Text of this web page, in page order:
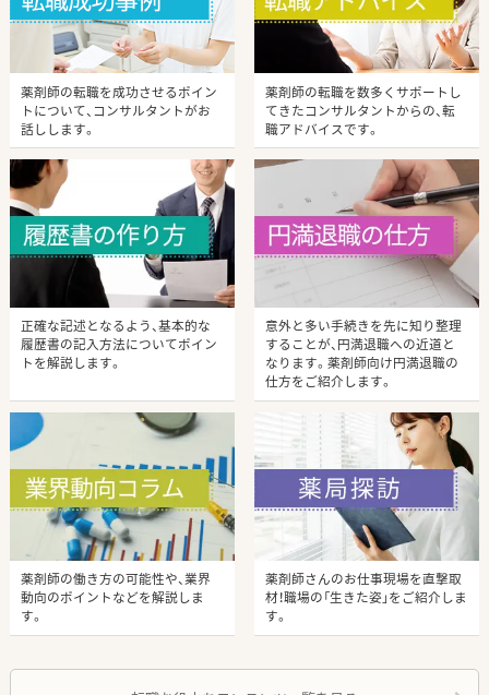
薬剤師の転職を成功させるポイン
トについて、コンサルタントがお
話しします。
薬剤師の転職を数多くサポートし
てきたコンサルタントからの、転
職アドバイスです。
正確な記述となるよう、基本的な
履歴書の記入方法についてポイン
トを解説します。
意外と多い手続きを先に知り整理
することが、円満退職への近道と
なります。薬剤師向け円満退職の
仕方をご紹介します。
薬剤師の働き方の可能性や、業界
動向のポイントなどを解説しま
す。
薬剤師さんのお仕事現場を直撃取
材！職場の「生きた姿」をご紹介しま
す。